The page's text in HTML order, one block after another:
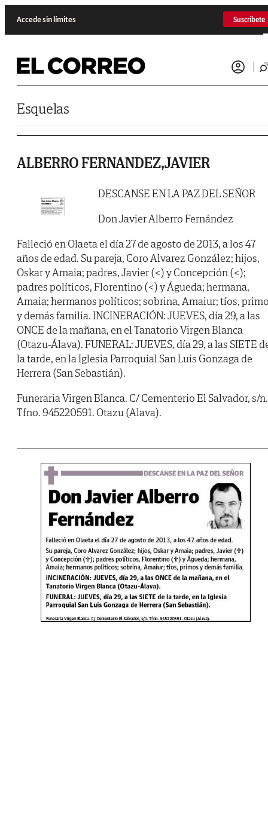
Accede sin límites Suscríbete
Esquelas
ALBERRO FERNANDEZ,JAVIER
DESCANSE EN LA PAZ DEL SEÑOR
Don Javier Alberro Fernández
Falleció en Olaeta el día 27 de agosto de 2013, a los 47
años de edad. Su pareja, Coro Alvarez González; hijos,
Oskar y Amaia; padres, Javier (<) y Concepción (<);
padres políticos, Florentino (<) y Águeda; hermana,
Amaia; hermanos políticos; sobrina, Amaiur; tíos,
y demás familia. INCINERACIÓN: JUEVES, día 29, a las
ONCE de la mañana, en el Tanatorio Virgen Blanca
(Otazu-Álava). FUNERAL: JUEVES, día 29, a las SIETE
la tarde, en la Iglesia Parroquial San Luis Gonzaga de
Herrera (San Sebastián).
Funeraria Virgen Blanca. C/ Cementerio El Salvador, s/n.
Tfno. 945220591. Otazu (Alava).